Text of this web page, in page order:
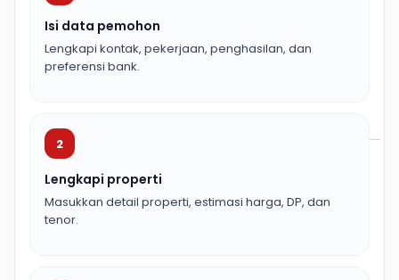
Isi data pemohon
Lengkapi kontak, pekerjaan, penghasilan, dan
preferensi bank.
2
Lengkapi properti
Masukkan detail properti, estimasi harga, DP, dan
tenor.